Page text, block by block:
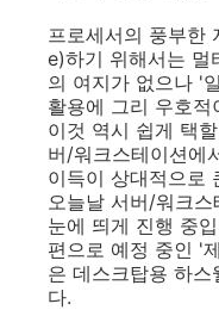
프로세서의 풍부한
e)하기 위해서는 멀
의 여지가 없으나 '
활용에 그리 우호
이것 역시 쉽게 택
버/워크스테이션에
이득이 상대적으로
오늘날 서버/워크
눈에 띄게 진행 중
편으로 예정 중인 '
은 데스크탑용 하
다.